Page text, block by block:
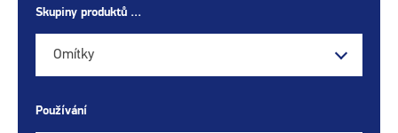
Skupiny produktů ...
Omítky
Používání